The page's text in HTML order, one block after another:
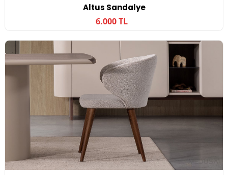
Altus Sandalye
6.000 TL